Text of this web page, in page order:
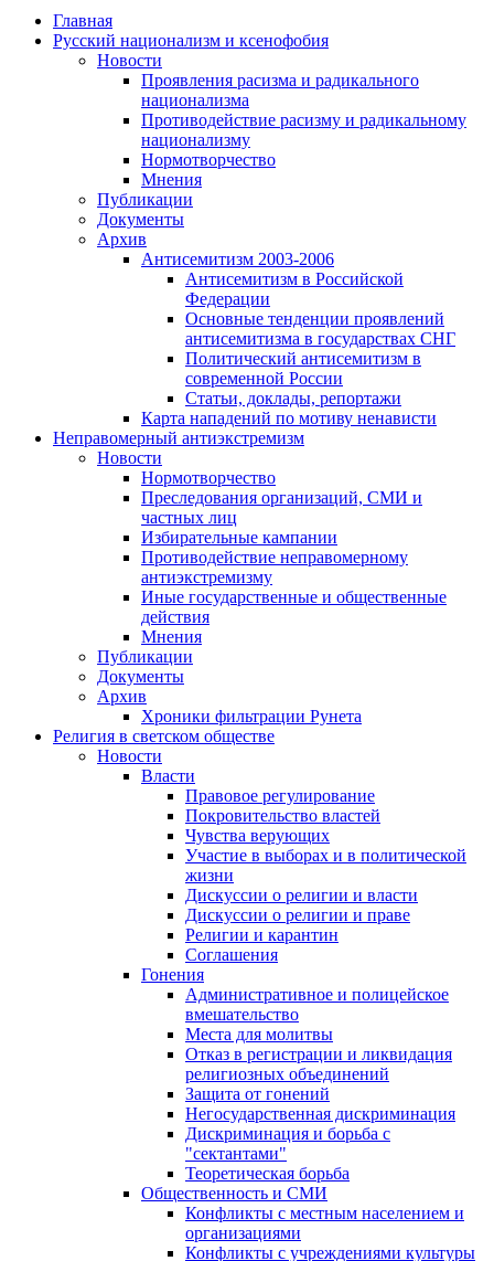
Главная
Русский национализм и ксенофобия
Новости
Проявления расизма и радикального
национализма
Противодействие расизму и радикальному
национализму
Нормотворчество
Мнения
Публикации
Документы
Архив
Антисемитизм 2003-2006
Антисемитизм в Российской
Федерации
Основные тенденции проявлений
антисемитизма в государствах СНГ
Политический антисемитизм в
современной России
Статьи, доклады, репортажи
Карта нападений по мотиву ненависти
Неправомерный антиэкстремизм
Новости
Нормотворчество
Преследования организаций, СМИ и
частных лиц
Избирательные кампании
Противодействие неправомерному
антиэкстремизму
Иные государственные и общественные
действия
Мнения
Публикации
Документы
Архив
Хроники фильтрации Рунета
Религия в светском обществе
Новости
Власти
Правовое регулирование
Покровительство властей
Чувства верующих
Участие в выборах и в политической
жизни
Дискуссии о религии и власти
Дискуссии о религии и праве
Религии и карантин
Соглашения
Гонения
Административное и полицейское
вмешательство
Места для молитвы
Отказ в регистрации и ликвидация
религиозных объединений
Защита от гонений
Негосударственная дискриминация
Дискриминация и борьба с
"сектантами"
Теоретическая борьба
Общественность и СМИ
Конфликты с местным населением и
организациями
Конфликты с учреждениями культуры